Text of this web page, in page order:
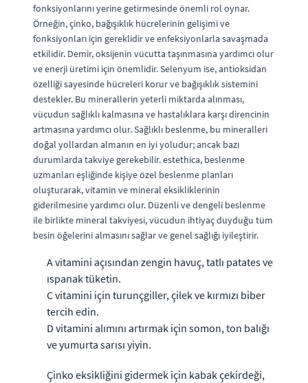
fonksiyonlarını yerine getirmesinde önemli rol oynar.
Örneğin, çinko, bağışıklık hücrelerinin gelişimi ve
fonksiyonları için gereklidir ve enfeksiyonlarla savaşmada
etkilidir. Demir, oksijenin vücutta taşınmasına yardımcı olur
ve enerji üretimi için önemlidir. Selenyum ise, antioksidan
özelliği sayesinde hücreleri korur ve bağışıklık sistemini
destekler. Bu minerallerin yeterli miktarda alınması,
vücudun sağlıklı kalmasına ve hastalıklara karşı direncinin
artmasına yardımcı olur. Sağlıklı beslenme, bu mineralleri
doğal yollardan almanın en iyi yoludur; ancak bazı
durumlarda takviye gerekebilir. estethica, beslenme
uzmanları eşliğinde kişiye özel beslenme planları
oluşturarak, vitamin ve mineral eksikliklerinin
giderilmesine yardımcı olur. Düzenli ve dengeli beslenme
ile birlikte mineral takviyesi, vücudun ihtiyaç duyduğu tüm
besin öğelerini almasını sağlar ve genel sağlığı iyileştirir.
A vitamini açısından zengin havuç, tatlı patates ve
ıspanak tüketin.
C vitamini için turunçgiller, çilek ve kırmızı biber
tercih edin.
D vitamini alımını artırmak için somon, ton balığı
ve yumurta sarısı yiyin.
Çinko eksikliğini gidermek için kabak çekirdeği,